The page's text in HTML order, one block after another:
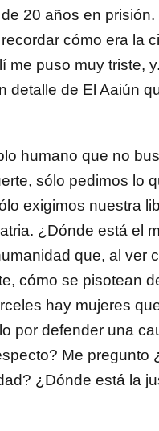
20 años en prisión.
cómo era la
me puso muy triste,
detalle de El Aaiún
humano que no
sólo pedimos lo
exigimos nuestra
¿Dónde está el
que, al ver
cómo se pisotean
hay mujeres
por defender una
Me pregunto
¿Dónde está la